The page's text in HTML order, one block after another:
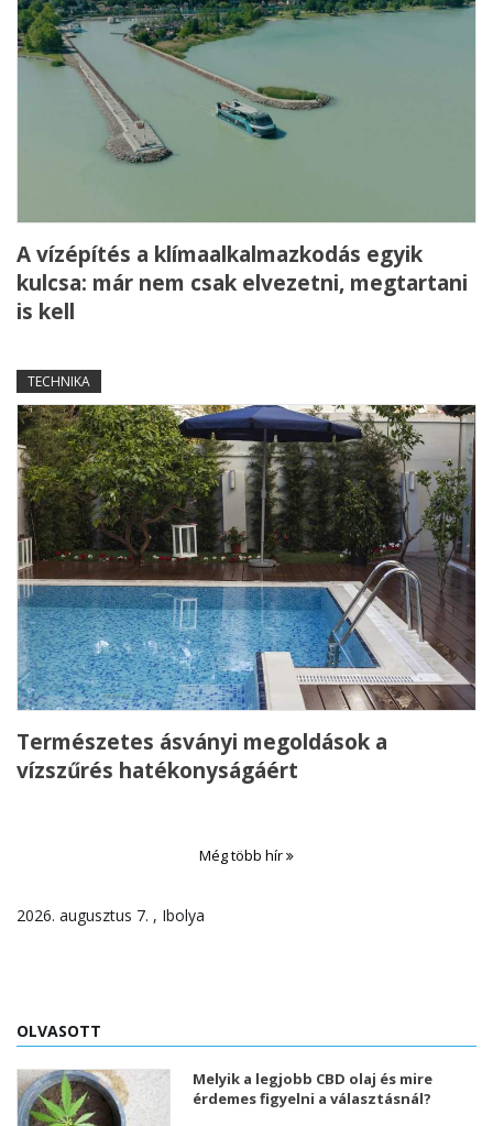
A vízépítés a klímaalkalmazkodás egyik
kulcsa: már nem csak elvezetni, megtartani
is kell
TECHNIKA
Természetes ásványi megoldások a
vízszűrés hatékonyságáért
Még több hír
2026. augusztus 7. , Ibolya
OLVASOTT
Melyik a legjobb CBD olaj és mire
érdemes figyelni a választásnál?